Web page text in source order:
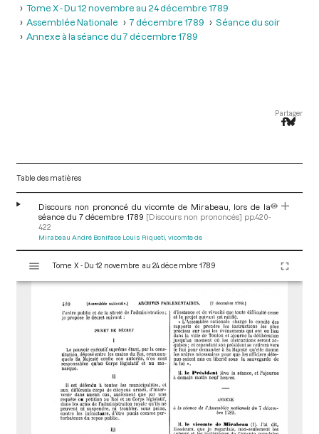
Tome X - Du 12 novembre au 24 décembre 1789
Assemblée Nationale
7 décembre 1789
Séance du soir
Annexe à la séance du 7 décembre 1789
Partager
Table des matières
Discours non prononcé du vicomte de Mirabeau, lors de la
séance du 7 décembre 1789 [Discours non prononcés] pp.420-
422
Mirabeau André Boniface Louis Riqueti, vicomte de
s
Tome X - Du 12 novembre au 24 décembre 1789